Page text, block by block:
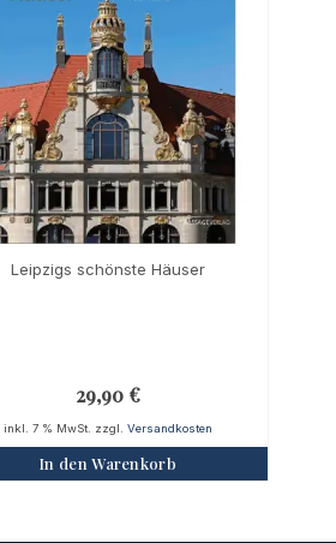
Leipzigs schönste Häuser
29,90 €
inkl. 7 % MwSt. zzgl. Versandkosten
In den Warenkorb